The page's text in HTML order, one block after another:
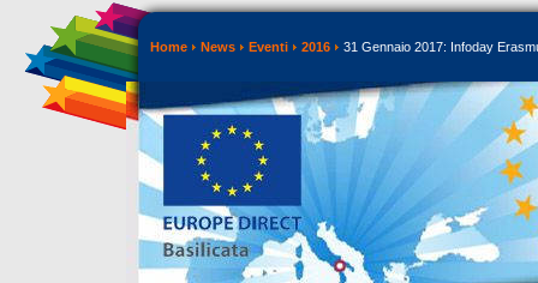
Home News Eventi 2016 31 Gennaio 2017: Infoday